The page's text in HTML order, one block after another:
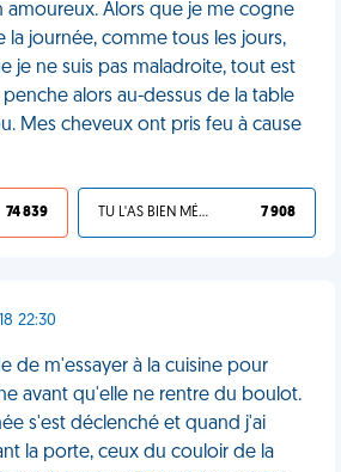
amoureux. Alors que je me cogne
la journée, comme tous les jours,
je ne suis pas maladroite, tout est
alors au-dessus de la table
Mes cheveux ont pris feu à cause
74 839 TU L'AS BIEN MÉRITÉ 7 908
22:30
de m'essayer à la cuisine pour
avant qu'elle ne rentre du boulot.
s'est déclenché et quand j'ai
la porte, ceux du couloir de la